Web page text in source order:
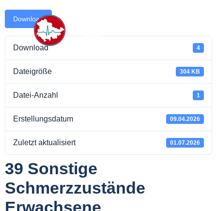
Download
Download 4
Dateigröße 304 KB
Datei-Anzahl 1
Erstellungsdatum 09.04.2026
Zuletzt aktualisiert 01.07.2026
39 Sonstige
Schmerzzustände
Erwachsene